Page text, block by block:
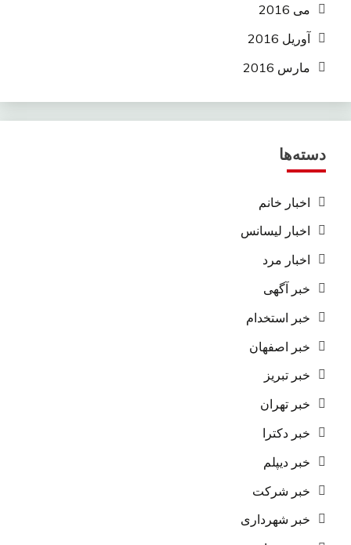
می 2016
آوریل 2016
مارس 2016
دسته‌ها
اخبار خانم
اخبار لیسانس
اخبار مرد
خبر آگهی
خبر استخدام
خبر اصفهان
خبر تبریز
خبر تهران
خبر دکترا
خبر دیپلم
خبر شرکت
خبر شهرداری